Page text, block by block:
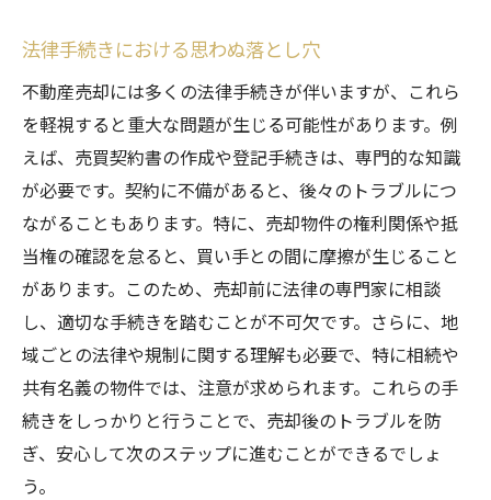
市場調査を活用した戦略的売却
法的リスクを最小限にする対策
売却プロセスでの交渉術
税務専門家との連携の重要性
情報収集の徹底で安心を得る
不動産売却を後悔しないために理解すべきリス
ク
売却後の生活に及ぼす心理的影響
市場動向の変化による後悔
期待値と現実のギャップ
税務処理における予想外の負担
法的手続きを怠った結果のリスク
法律手続きにおける思わぬ落とし穴
不動産売却には多くの法律手続きが伴いますが、これら
を軽視すると重大な問題が生じる可能性があります。例
えば、売買契約書の作成や登記手続きは、専門的な知識
が必要です。契約に不備があると、後々のトラブルにつ
ながることもあります。特に、売却物件の権利関係や抵
当権の確認を怠ると、買い手との間に摩擦が生じること
があります。このため、売却前に法律の専門家に相談
し、適切な手続きを踏むことが不可欠です。さらに、地
域ごとの法律や規制に関する理解も必要で、特に相続や
共有名義の物件では、注意が求められます。これらの手
続きをしっかりと行うことで、売却後のトラブルを防
ぎ、安心して次のステップに進むことができるでしょ
う。